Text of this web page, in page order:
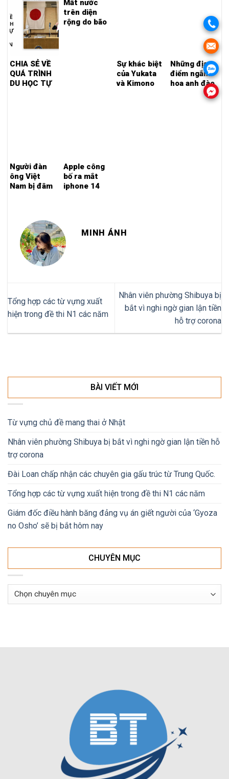
CHIA SẺ VỀ
QUÁ TRÌNH
DU HỌC TỰ
Mất nước
trên diện
rộng do bão
Sự khác biệt
của Yukata
và Kimono
Những địa
điểm ngắm
hoa anh đào
Người đàn
ông Việt
Nam bị đâm
phố trước ga
Kawasaki
Apple công
bố ra mắt
iphone 14
MINH ÁNH
Tổng hợp các từ vựng xuất
hiện trong đề thi N1 các năm
Nhân viên phường Shibuya bị
bắt vì nghi ngờ gian lận tiền
hỗ trợ corona
BÀI VIẾT MỚI
Từ vựng chủ đề mang thai ở Nhật
Nhân viên phường Shibuya bị bắt vì nghi ngờ gian lận tiền hỗ
trợ corona
Đài Loan chấp nhận các chuyên gia gấu trúc từ Trung Quốc.
Tổng hợp các từ vựng xuất hiện trong đề thi N1 các năm
Giám đốc điều hành băng đảng vụ án giết người của ‘Gyoza
no Osho’ sẽ bị bắt hôm nay
CHUYÊN MỤC
Chuyên